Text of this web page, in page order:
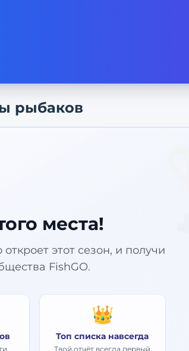
рыбаков
места!
откроет этот сезон, и получи
FishGO.
👑
Топ списка навсегда
Твой отчёт всегда первый